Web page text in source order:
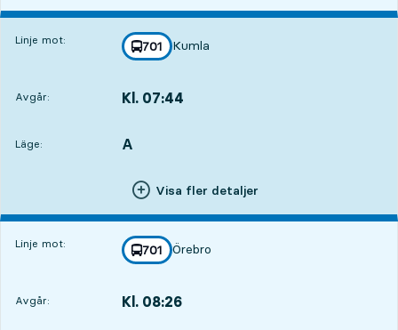
Linje mot: linje
701
mot
Kumla
,
Avgår: Kl. 07:44
Läge:
LÄGE, A
,
Visa fler detaljer
Linje mot: linje
701
mot
Örebro
,
Avgår: Kl. 08:26